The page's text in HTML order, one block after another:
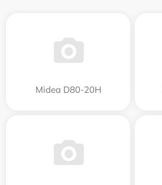
Midea D80-20Н